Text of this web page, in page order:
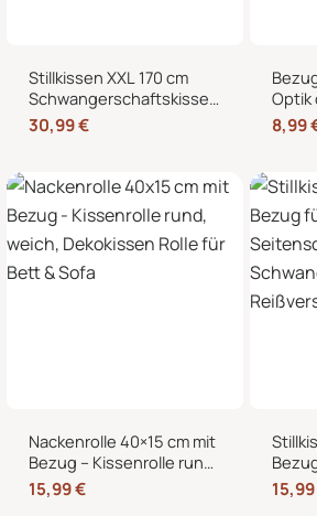
Stillkissen XXL 170 cm
Schwangerschaftskissen
Seitenschläferkissen U-
Form – Lagerungskissen
abnehmbarem Bezug
30,99€
Optik
cm –
8,99
Nackenrolle 40×15 cm mit
Bezug – Kissenrolle rund,
weich, Dekokissen Rolle
für Bett & Sofa
15,99€ 15,99